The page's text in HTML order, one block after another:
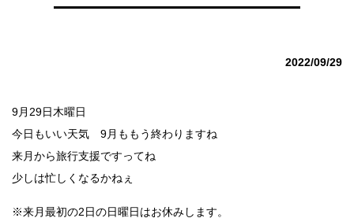
2022/09/29
9月29日木曜日
今日もいい天気 9月ももう終わりますね
来月から旅行支援ですってね
少しは忙しくなるかねぇ
※来月最初の2日の日曜日はお休みします。